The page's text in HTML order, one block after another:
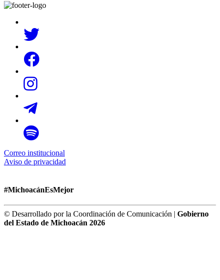
Correo institucional
Aviso de privacidad
#MichoacánEsMejor
© Desarrollado por la Coordinación de Comunicación | Gobierno
del Estado de Michoacán 2026